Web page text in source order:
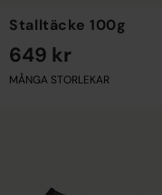
Stalltäcke 100g
649 kr
MÅNGA STORLEKAR